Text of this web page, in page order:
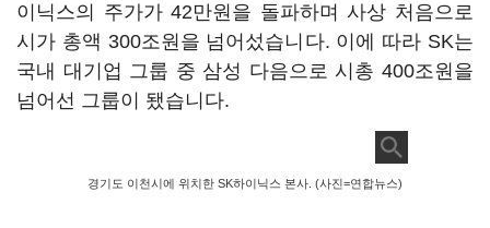
이닉스의 주가가 42만원을 돌파하며 사상 처음으로
시가 총액 300조원을 넘어섰습니다. 이에 따라 SK는
국내 대기업 그룹 중 삼성 다음으로 시총 400조원을
넘어선 그룹이 됐습니다.
경기도 이천시에 위치한 SK하이닉스 본사. (사진=연합뉴스)